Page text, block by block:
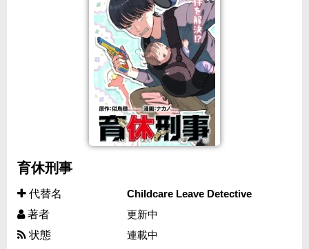
育休刑事
代替名
Childcare Leave Detective
著者
更新中
状態
連載中